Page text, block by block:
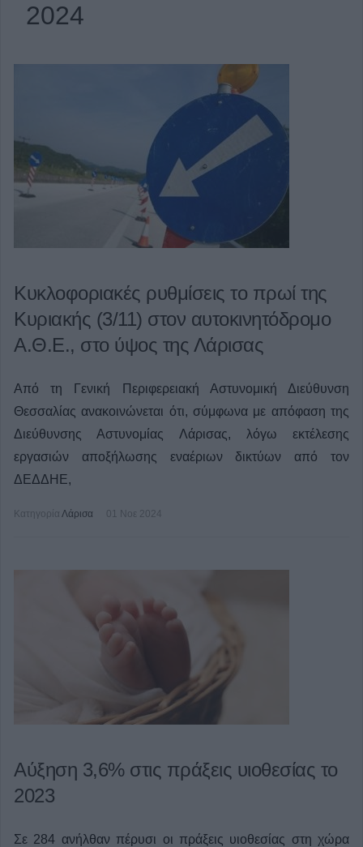
2024
Κυκλοφοριακές ρυθμίσεις το πρωί της
Κυριακής (3/11) στον αυτοκινητόδρομο
Α.Θ.Ε., στο ύψος της Λάρισας
Από τη Γενική Περιφερειακή Αστυνομική Διεύθυνση
Θεσσαλίας ανακοινώνεται ότι, σύμφωνα με απόφαση της
Διεύθυνσης Αστυνομίας Λάρισας, λόγω εκτέλεσης
εργασιών αποξήλωσης εναέριων δικτύων από τον
ΔΕΔΔΗΕ,
Κατηγορία Λάρισα 01 Νοε 2024
Αύξηση 3,6% στις πράξεις υιοθεσίας το
2023
Σε 284 ανήλθαν πέρυσι οι πράξεις υιοθεσίας στη χώρα